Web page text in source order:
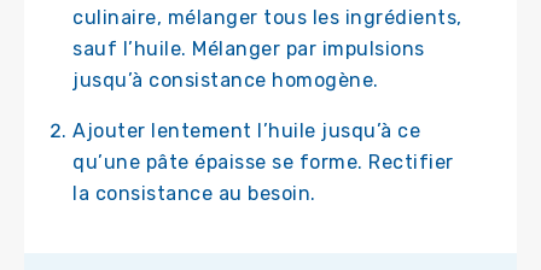
culinaire, mélanger tous les ingrédients,
sauf l’huile. Mélanger par impulsions
jusqu’à consistance homogène.
Ajouter lentement l’huile jusqu’à ce
qu’une pâte épaisse se forme. Rectifier
la consistance au besoin.